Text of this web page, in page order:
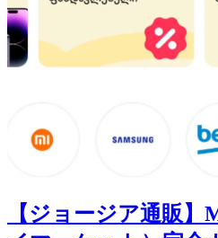
【ジョージア通販】